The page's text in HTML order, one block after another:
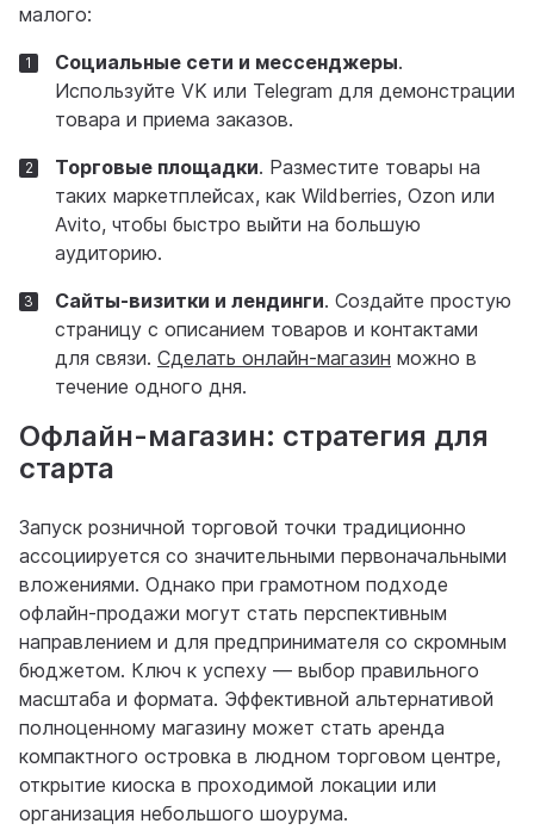
малого:
Социальные сети и мессенджеры.
Используйте VK или Telegram для демонстрации
товара и приема заказов.
Торговые площадки. Разместите товары на
таких маркетплейсах, как Wildberries, Ozon или
Avito, чтобы быстро выйти на большую
аудиторию.
Сайты-визитки и лендинги. Создайте простую
страницу с описанием товаров и контактами
для связи. Сделать онлайн-магазин можно в
течение одного дня.
Офлайн-магазин: стратегия для
старта
Запуск розничной торговой точки традиционно
ассоциируется со значительными первоначальными
вложениями. Однако при грамотном подходе
офлайн-продажи могут стать перспективным
направлением и для предпринимателя со скромным
бюджетом. Ключ к успеху — выбор правильного
масштаба и формата. Эффективной альтернативой
полноценному магазину может стать аренда
компактного островка в людном торговом центре,
открытие киоска в проходимой локации или
организация небольшого шоурума.